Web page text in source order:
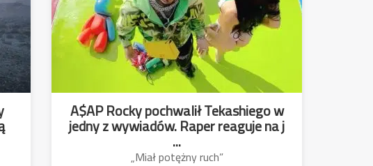
A$AP Rocky pochwalił Tekashiego w
jedny z wywiadów. Raper reaguje na j
...
„Miał potężny ruch”